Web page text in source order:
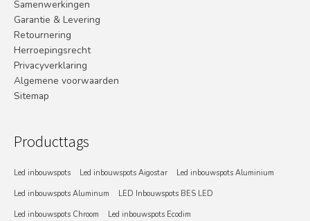
Samenwerkingen
Garantie & Levering
Retournering
Herroepingsrecht
Privacyverklaring
Algemene voorwaarden
Sitemap
Producttags
Led inbouwspots Led inbouwspots Aigostar
Led inbouwspots Aluminium
Led inbouwspots Aluminum
LED Inbouwspots BES LED
Led inbouwspots Chroom
Led inbouwspots Ecodim